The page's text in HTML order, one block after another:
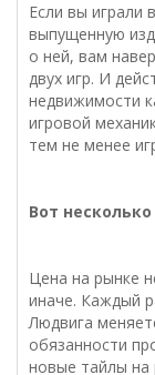
Если вы играли в
выпущенную
о ней, вам
двух игр. И
недвижимости
игровой
тем не менее
Вот
Цена на рынке
иначе. Каждый
Людвига
обязанности
новые тайлы на